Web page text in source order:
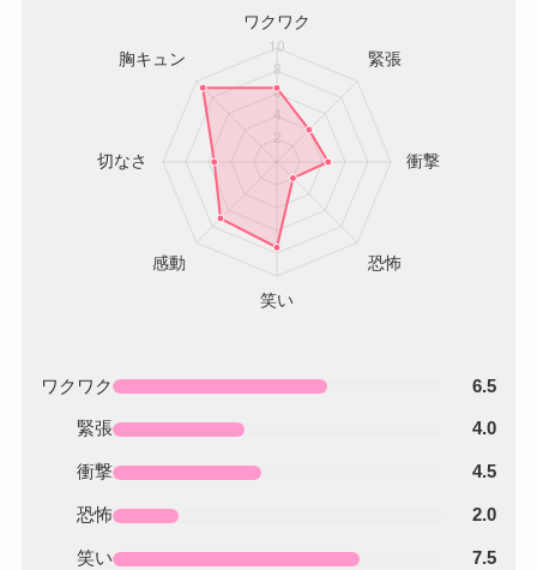
ワクワク 6.5
緊張 4.0
衝撃 4.5
恐怖 2.0
笑い 7.5